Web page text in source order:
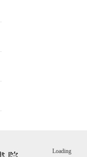
Loading